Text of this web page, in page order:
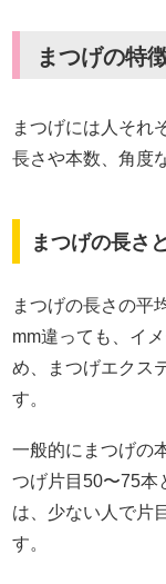
まつげの特
まつげには人それ
長さや本数、角度
まつげの長さ
まつげの長さの平
mm違っても、イ
め、まつげエクス
す。
一般的にまつげの
つげ片目50〜75本
は、少ない人で片
す。